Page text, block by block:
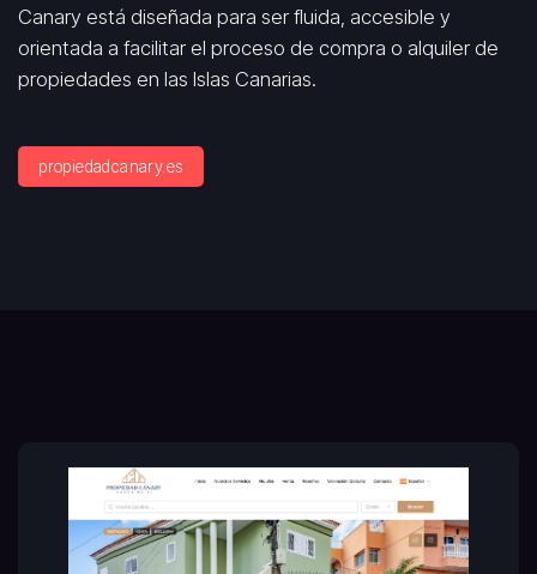
Canary está diseñada para ser fluida, accesible y
orientada a facilitar el proceso de compra o alquiler de
propiedades en las Islas Canarias.
propiedadcanary.es